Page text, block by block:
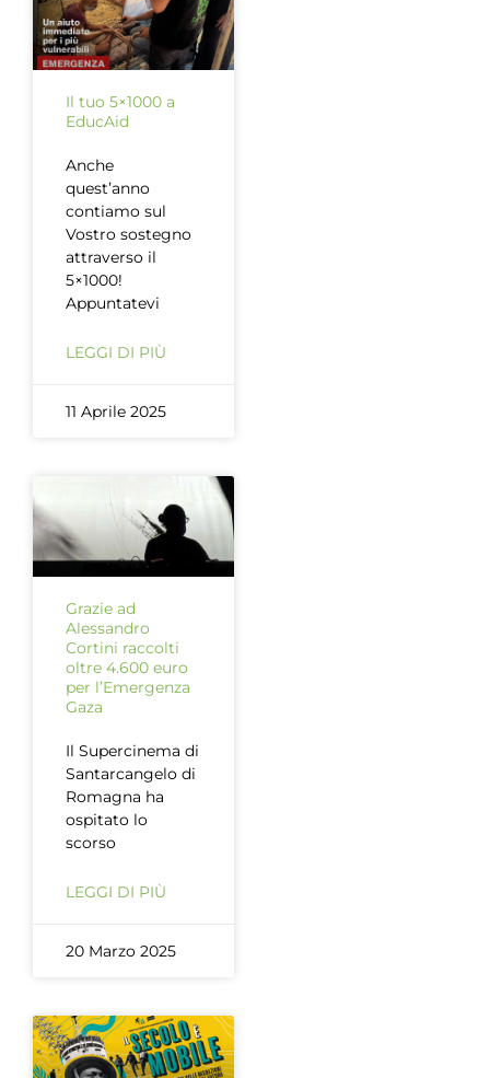
Il tuo 5×1000 a
EducAid
Anche
quest’anno
contiamo sul
Vostro sostegno
attraverso il
5×1000!
Appuntatevi
LEGGI DI PIÙ
11 Aprile 2025
Grazie ad
Alessandro
Cortini raccolti
oltre 4.600 euro
per l’Emergenza
Gaza
Il Supercinema di
Santarcangelo di
Romagna ha
ospitato lo
scorso
LEGGI DI PIÙ
20 Marzo 2025